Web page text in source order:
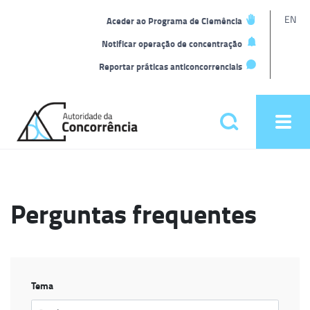
Aceder ao Programa de Clemência
Notificar operação de concentração
Reportar práticas anticoncorrenciais
EN
home
Pesquisar
Perguntas frequentes
Tema